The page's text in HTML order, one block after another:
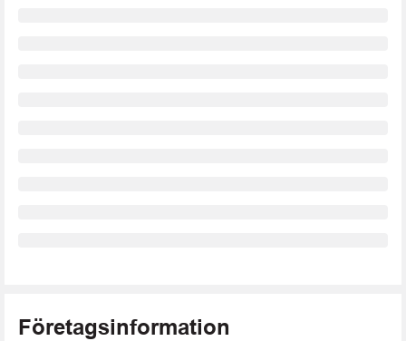
Företagsinformation